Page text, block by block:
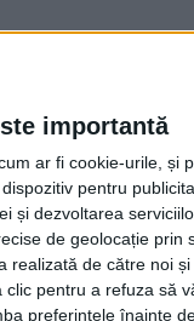
importantă
ar fi cookie-urile, și
pentru
și dezvoltarea
de geolocație prin
realizată de către noi și
pentru a refuza să
preferințele înainte
l-a